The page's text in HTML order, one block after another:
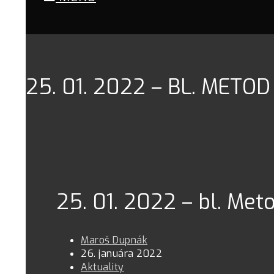
25. 01. 2022 – BL. METOD
25. 01. 2022 – bl.
Maroš Dupnák
26. januára 2022
Aktuality